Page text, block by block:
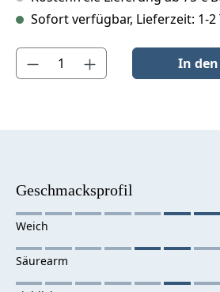
Sofort verfügbar, Lieferzeit: 1-2
Produkt Anzahl: Gib den gewünschten
In
Geschmacksprofil